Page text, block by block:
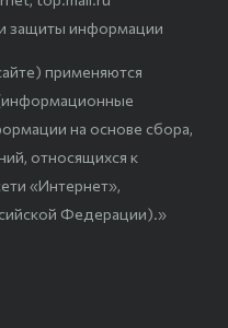
защиты информации
применяются
на основе сбора,
относящихся к
«Интернет»,
Федерации).»